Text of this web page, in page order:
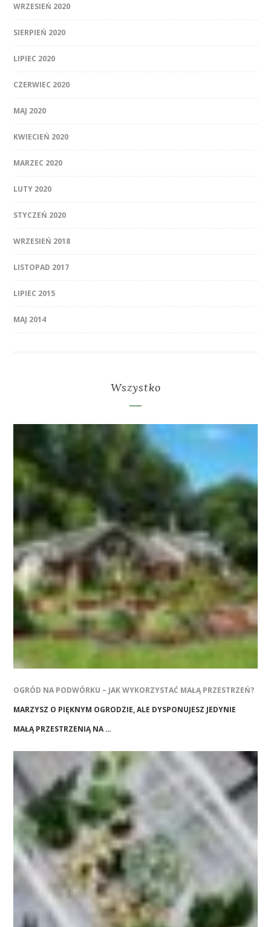
WRZESIEŃ 2020
SIERPIEŃ 2020
LIPIEC 2020
CZERWIEC 2020
MAJ 2020
KWIECIEŃ 2020
MARZEC 2020
LUTY 2020
STYCZEŃ 2020
WRZESIEŃ 2018
LISTOPAD 2017
LIPIEC 2015
MAJ 2014
Wszystko
OGRÓD NA PODWÓRKU – JAK WYKORZYSTAĆ MAŁĄ PRZESTRZEŃ?
MARZYSZ O PIĘKNYM OGRODZIE, ALE DYSPONUJESZ JEDYNIE
MAŁĄ PRZESTRZENIĄ NA …